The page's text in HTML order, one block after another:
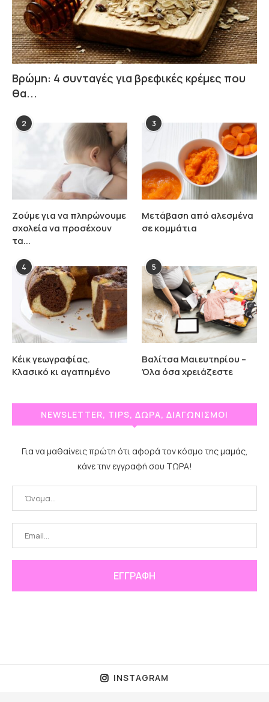
Βρώμη: 4 συνταγές για βρεφικές κρέμες που
θα...
2
Ζούμε για να πληρώνουμε
σχολεία να προσέχουν
τα...
3
Μετάβαση από αλεσμένα
σε κομμάτια
4
Κέικ γεωγραφίας.
Κλασικό κι αγαπημένο
5
Βαλίτσα Μαιευτηρίου –
Όλα όσα χρειάζεστε
NEWSLETTER, TIPS, ΔΩΡΑ, ΔΙΑΓΩΝΙΣΜΟΙ
Για να μαθαίνεις πρώτη ότι αφορά τον κόσμο της μαμάς,
κάνε την εγγραφή σου ΤΩΡΑ!
INSTAGRAM